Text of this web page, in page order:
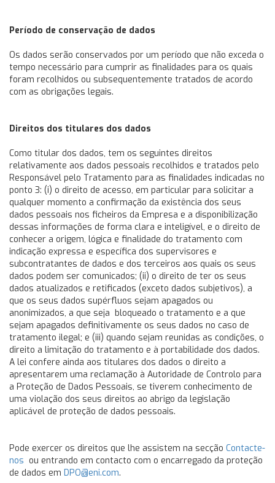
Período de conservação de dados
Os dados serão conservados por um período que não exceda o
tempo necessário para cumprir as finalidades para os quais
foram recolhidos ou subsequentemente tratados de acordo
com as obrigações legais.
Direitos dos titulares dos dados
Como titular dos dados, tem os seguintes direitos
relativamente aos dados pessoais recolhidos e tratados pelo
Responsável pelo Tratamento para as finalidades indicadas no
ponto 3: (i) o direito de acesso, em particular para solicitar a
qualquer momento a confirmação da existência dos seus
dados pessoais nos ficheiros da Empresa e a disponibilização
dessas informações de forma clara e inteligível, e o direito de
conhecer a origem, lógica e finalidade do tratamento com
indicação expressa e específica dos supervisores e
subcontratantes de dados e dos terceiros aos quais os seus
dados podem ser comunicados; (ii) o direito de ter os seus
dados atualizados e retificados (exceto dados subjetivos), a
que os seus dados supérfluos sejam apagados ou
anonimizados, a que seja bloqueado o tratamento e a que
sejam apagados definitivamente os seus dados no caso de
tratamento ilegal; e (iii) quando sejam reunidas as condições, o
direito a limitação do tratamento e à portabilidade dos dados.
A lei confere ainda aos titulares dos dados o direito a
apresentarem uma reclamação à Autoridade de Controlo para
a Proteção de Dados Pessoais, se tiverem conhecimento de
uma violação dos seus direitos ao abrigo da legislação
aplicável de proteção de dados pessoais.
Pode exercer os direitos que lhe assistem na secção Contacte-
nos ou entrando em contacto com o encarregado da proteção
de dados em DPO@eni.com.